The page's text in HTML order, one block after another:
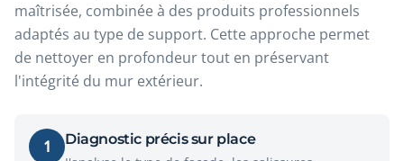
maîtrisée, combinée à des produits professionnels
adaptés au type de support. Cette approche permet
de nettoyer en profondeur tout en préservant
l'intégrité du mur extérieur.
1
Diagnostic précis sur place